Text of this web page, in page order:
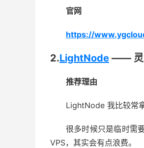
官网
https://
2.LightNode —— 灵
推荐理由
LightNode 我比较常
很多时候只是临时需
VPS，其实会有点浪费。